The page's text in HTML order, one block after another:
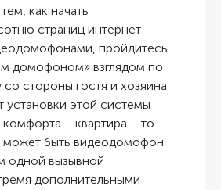
как начать
страниц интернет-
пройдитесь
домофоном» взглядом по
стороны гостя и хозяина.
установки этой системы
– квартира – то
быть видеодомофон
одной вызывной
дополнительными